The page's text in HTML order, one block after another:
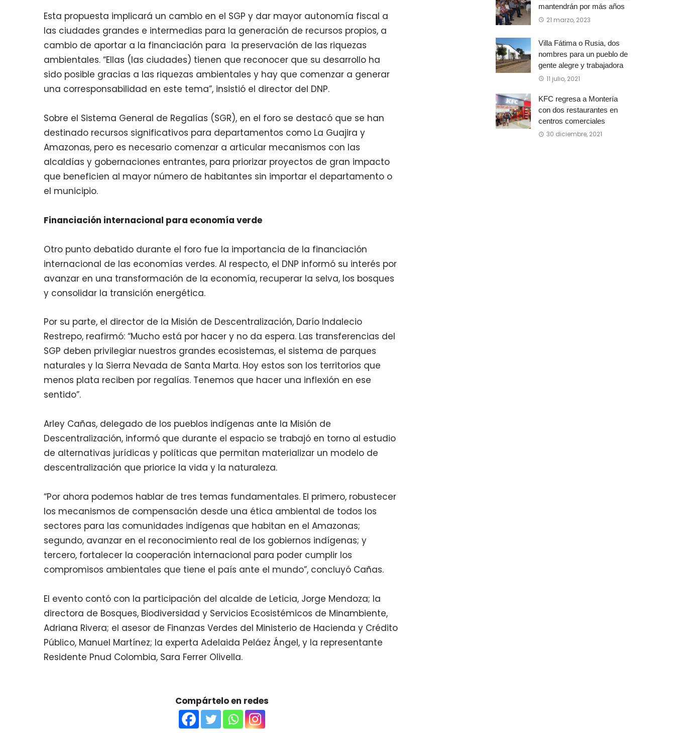
Esta propuesta implicará un cambio en el SGP y dar mayor autonomía fiscal a
las ciudades grandes e intermedias para la generación de recursos propios, a
cambio de aportar a la financiación para la preservación de las riquezas
ambientales. “Ellas (las ciudades) tienen que reconocer que su desarrollo ha
sido posible gracias a las riquezas ambientales y hay que comenzar a generar
una corresponsabilidad en este tema”, insistió el director del DNP.
Sobre el Sistema General de Regalías (SGR), en el foro se destacó que se han
destinado recursos significativos para departamentos como La Guajira y
Amazonas, pero es necesario comenzar a articular mecanismos con las
alcaldías y gobernaciones entrantes, para priorizar proyectos de gran impacto
que beneficien al mayor número de habitantes sin importar el departamento o
el municipio.
Financiación internacional para economía verde
Otro punto debatido durante el foro fue la importancia de la financiación
internacional de las economías verdes. Al respecto, el DNP informó su interés por
avanzar en una transformación de la economía, recuperar la selva, los bosques
y consolidar la transición energética.
Por su parte, el director de la Misión de Descentralización, Darío Indalecio
Restrepo, reafirmó: “Mucho está por hacer y no da espera. Las transferencias del
SGP deben privilegiar nuestros grandes ecosistemas, el sistema de parques
naturales y la Sierra Nevada de Santa Marta. Hoy estos son los territorios que
menos plata reciben por regalías. Tenemos que hacer una inflexión en ese
sentido”.
Arley Cañas, delegado de los pueblos indígenas ante la Misión de
Descentralización, informó que durante el espacio se trabajó en torno al estudio
de alternativas jurídicas y políticas que permitan materializar un modelo de
descentralización que priorice la vida y la naturaleza.
“Por ahora podemos hablar de tres temas fundamentales. El primero, robustecer
los mecanismos de compensación desde una ética ambiental de todos los
sectores para las comunidades indígenas que habitan en el Amazonas;
segundo, avanzar en el reconocimiento real de los gobiernos indígenas; y
tercero, fortalecer la cooperación internacional para poder cumplir los
compromisos ambientales que tiene el país ante el mundo”, concluyó Cañas.
El evento contó con la participación del alcalde de Leticia, Jorge Mendoza; la
directora de Bosques, Biodiversidad y Servicios Ecosistémicos de Minambiente,
Adriana Rivera; el asesor de Finanzas Verdes del Ministerio de Hacienda y Crédito
Público, Manuel Martínez; la experta Adelaida Peláez Ángel, y la representante
Residente Pnud Colombia, Sara Ferrer Olivella.
Compártelo en redes
mantendrán por más años
21 marzo, 2023
Villa Fátima o Rusia, dos
nombres para un pueblo de
gente alegre y trabajadora
11 julio, 2021
KFC regresa a Montería
con dos restaurantes en
centros comerciales
30 diciembre, 2021